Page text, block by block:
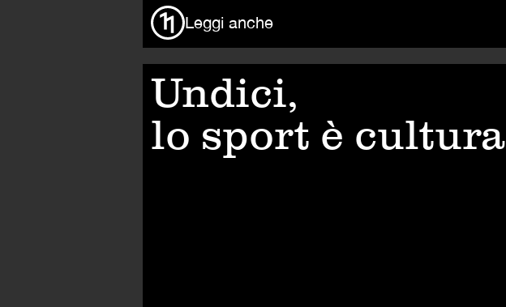
Leggi anche
Undici,
lo sport è cultura